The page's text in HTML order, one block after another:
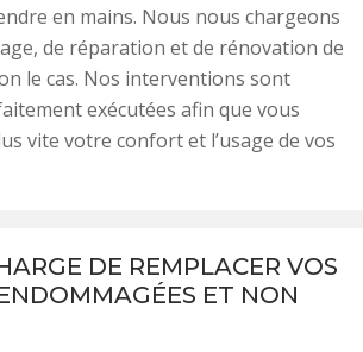
en mains. Nous nous chargeons
de réparation et de rénovation de
le cas. Nos interventions sont
exécutées afin que vous
vite votre confort et l’usage de vos
DE REMPLACER VOS
ET NON